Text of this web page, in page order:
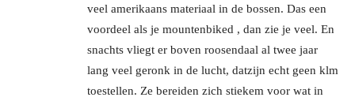
veel amerikaans materiaal in de bossen. Das een
voordeel als je mountenbiked , dan zie je veel. En
snachts vliegt er boven roosendaal al twee jaar
lang veel geronk in de lucht, datzijn echt geen klm
toestellen. Ze bereiden zich stiekem voor wat in